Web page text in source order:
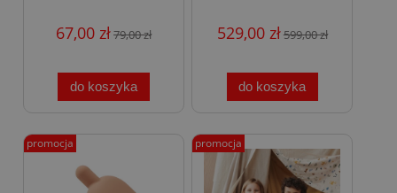
67,00 zł79,00 zł
do koszyka
529,00 zł599,00 zł
do koszyka
promocja promocja